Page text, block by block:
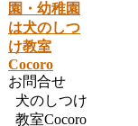
園・幼稚園
は犬のしつ
け教室
Cocoro
お問合せ
犬のしつけ
教室Cocoro